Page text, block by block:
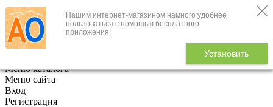
Нашим интернет-магазином намного удобнее
пользоваться с помощью бесплатного
приложения!
Установить
+7 (495) 646-888-1
В корзине
Меню каталога
Меню сайта
Вход
Регистрация